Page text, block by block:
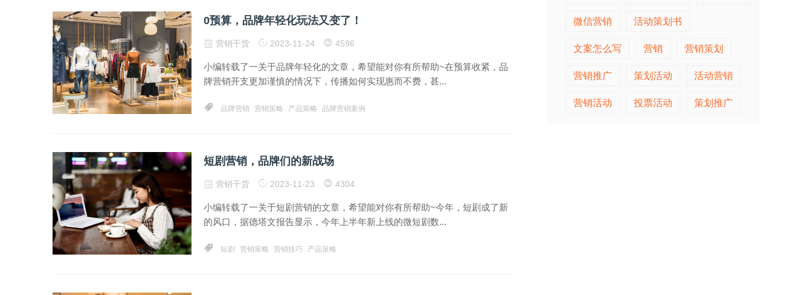
0预算，品牌年轻化玩法又变了！
营销干货 2023-11-24 4596
小编转载了一关于品牌年轻化的文章，希望能对你有所帮助~在预算收紧，品
牌营销开支更加谨慎的情况下，传播如何实现惠而不费，甚...
品牌营销 营销策略 产品策略 品牌营销案例
短剧营销，品牌们的新战场
营销干货 2023-11-23 4304
小编转载了一关于短剧营销的文章，希望能对你有所帮助~今年，短剧成了新
的风口，据德塔文报告显示，今年上半年新上线的微短剧数...
短剧 营销策略 营销技巧 产品策略
微信营销 活动策划书
文案怎么写 营销 营销策划
营销推广 策划活动 活动营销
营销活动 投票活动 策划推广